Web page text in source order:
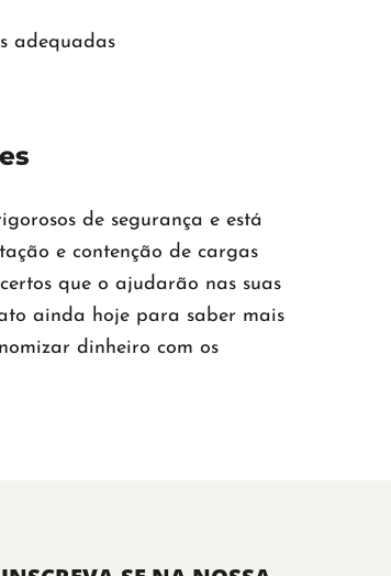
adequadas
de segurança e está
e contenção de cargas
que o ajudarão nas suas
ainda hoje para saber mais
dinheiro com os